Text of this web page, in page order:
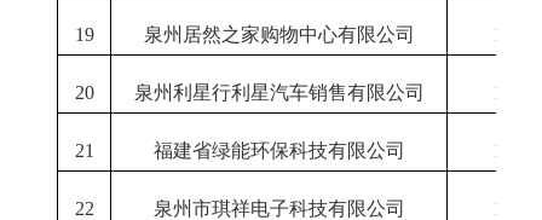
19 泉州居然之家购物中心有限公司 1-12
20 泉州利星行利星汽车销售有限公司 1-12
21 福建省绿能环保科技有限公司 1-12
22 泉州市琪祥电子科技有限公司 1-12